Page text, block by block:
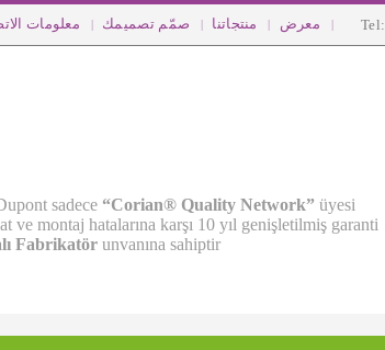
Tel: معرض منتجاتنا صمّم تصميمك معلومات
sadece “Corian® Quality Network” üyesi
ve montaj hatalarına karşı 10 yıl genişletilmiş garanti
Fabrikatör unvanına sahiptir.